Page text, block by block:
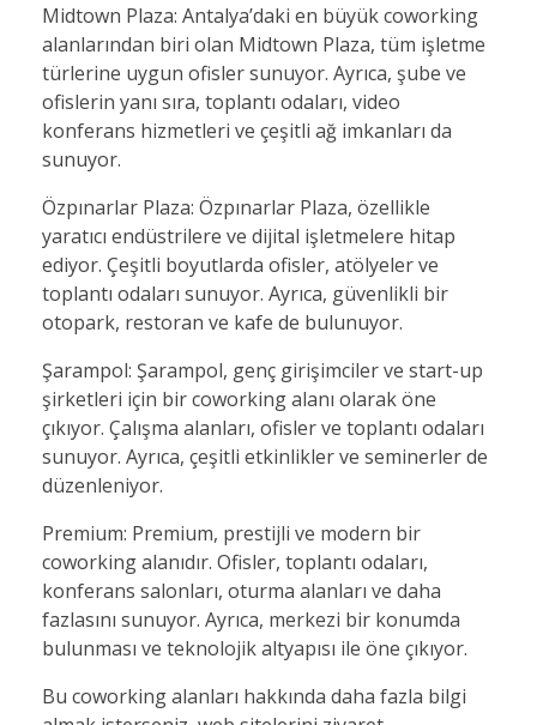
Midtown Plaza: Antalya’daki en büyük coworking
alanlarından biri olan Midtown Plaza, tüm işletme
türlerine uygun ofisler sunuyor. Ayrıca, şube ve
ofislerin yanı sıra, toplantı odaları, video
konferans hizmetleri ve çeşitli ağ imkanları da
sunuyor.
Özpınarlar Plaza: Özpınarlar Plaza, özellikle
yaratıcı endüstrilere ve dijital işletmelere hitap
ediyor. Çeşitli boyutlarda ofisler, atölyeler ve
toplantı odaları sunuyor. Ayrıca, güvenlikli bir
otopark, restoran ve kafe de bulunuyor.
Şarampol: Şarampol, genç girişimciler ve start-up
şirketleri için bir coworking alanı olarak öne
çıkıyor. Çalışma alanları, ofisler ve toplantı odaları
sunuyor. Ayrıca, çeşitli etkinlikler ve seminerler de
düzenleniyor.
Premium: Premium, prestijli ve modern bir
coworking alanıdır. Ofisler, toplantı odaları,
konferans salonları, oturma alanları ve daha
fazlasını sunuyor. Ayrıca, merkezi bir konumda
bulunması ve teknolojik altyapısı ile öne çıkıyor.
Bu coworking alanları hakkında daha fazla bilgi